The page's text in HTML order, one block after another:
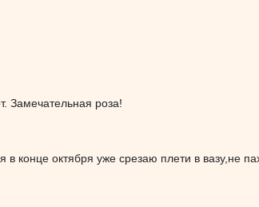
Замечательная роза!
конце октября уже срезаю плети в вазу,не